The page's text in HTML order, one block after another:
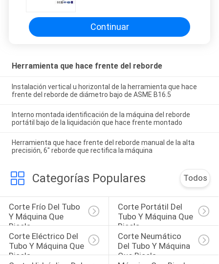
Continuar
Herramienta que hace frente del reborde
Instalación vertical u horizontal de la herramienta que hace
frente del reborde de diámetro bajo de ASME B16.5
Interno montada identificación de la máquina del reborde
portátil bajo de la liquidación que hace frente montado
Herramienta que hace frente del reborde manual de la alta
precisión, 6" reborde que rectifica la máquina
Categorías Populares Todos
Corte Frío Del Tubo
Y Máquina Que
Bisela
Corte Portátil Del
Tubo Y Máquina Que
Bisela
Corte Eléctrico Del
Tubo Y Máquina Que
Bisela
Corte Neumático
Del Tubo Y Máquina
Que Bisela